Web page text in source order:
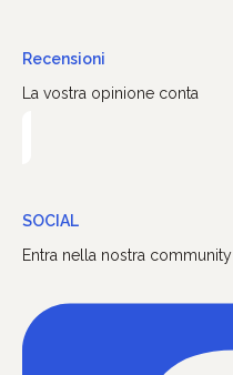
Recensioni
La vostra opinione conta
SOCIAL
Entra nella nostra community